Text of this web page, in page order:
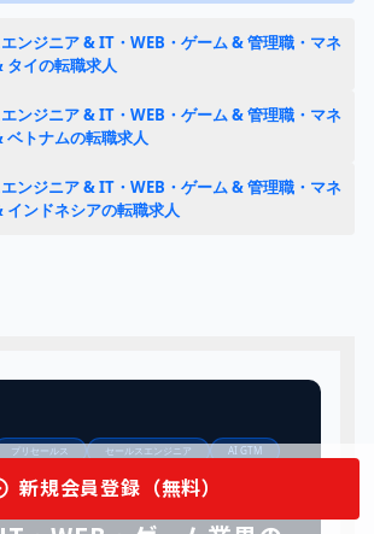
ンジニア & IT・WEB・ゲーム & 管理職・マネ
タイの転職求人
ンジニア & IT・WEB・ゲーム & 管理職・マネ
トナムの転職求人
ンジニア & IT・WEB・ゲーム & 管理職・マネ
インドネシアの転職求人
プリセールス セールスエンジニア
AI GTM
ゲームBizDev
新規会員登録（無料）